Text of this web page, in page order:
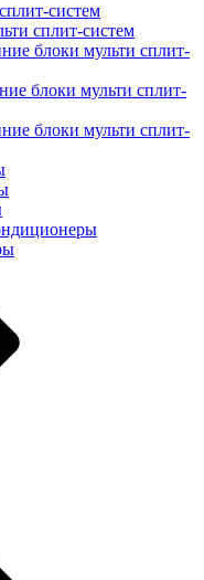
систем
сплит-систем
блоки мульти сплит-
блоки мульти сплит-
блоки мульти сплит-